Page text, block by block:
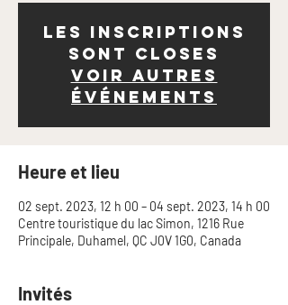
Les inscriptions
sont closes
Voir autres
événements
Heure et lieu
02 sept. 2023, 12 h 00 – 04 sept. 2023, 14 h 00
Centre touristique du lac Simon, 1216 Rue
Principale, Duhamel, QC J0V 1G0, Canada
Invités